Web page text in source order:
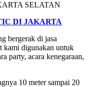
DI JAKARTA
bergerak di jasa
kami digunakan untuk
party, acara kenegaraan,
10 meter sampai 20